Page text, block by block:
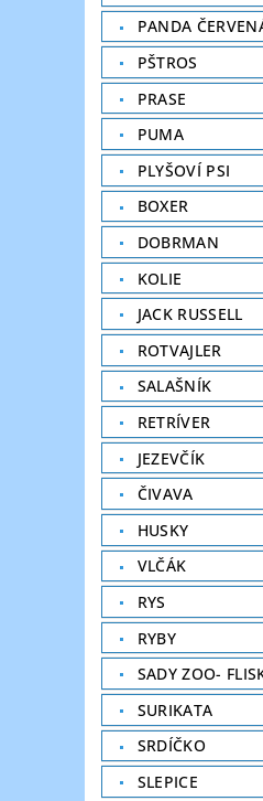
PANDA
PŠTROS
PRASE
PUMA
PLYŠOVÍ PSI
BOXER
DOBRMAN
KOLIE
JACK RUSSELL
ROTVAJLER
SALAŠNÍK
RETRÍVER
JEZEVČÍK
ČIVAVA
HUSKY
VLČÁK
RYS
RYBY
SADY ZOO-
SURIKATA
SRDÍČKO
SLEPICE